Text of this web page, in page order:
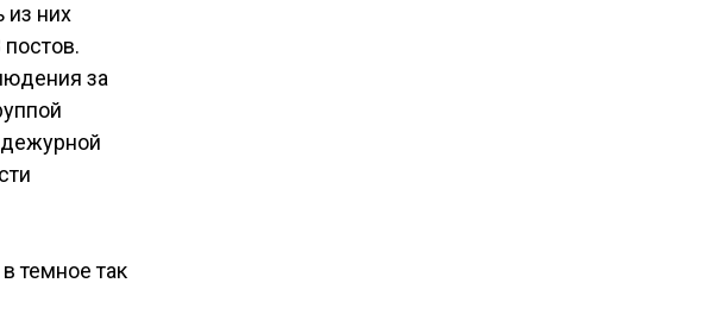
из них
за
дежурной
темное так